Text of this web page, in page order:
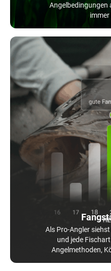
Angelbedingungen
immer
Als Pro-Angler
und jede
Angelmethoden,